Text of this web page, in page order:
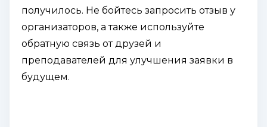
получилось. Не бойтесь запросить отзыв у
организаторов, а также используйте
обратную связь от друзей и
преподавателей для улучшения заявки в
будущем.